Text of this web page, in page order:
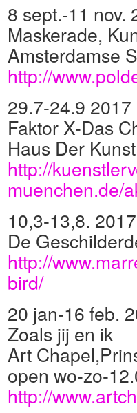
8 sept.-11 nov.
Maskerade,
Amsterdamse
http://
29.7-24.9 2017
Faktor X-Das
Haus Der
http://
muenchen.de/
10,3-13,8. 2017
De
http://
bird/
20 jan-16 feb.
Zoals jij en ik
Art
open wo-zo-
http://